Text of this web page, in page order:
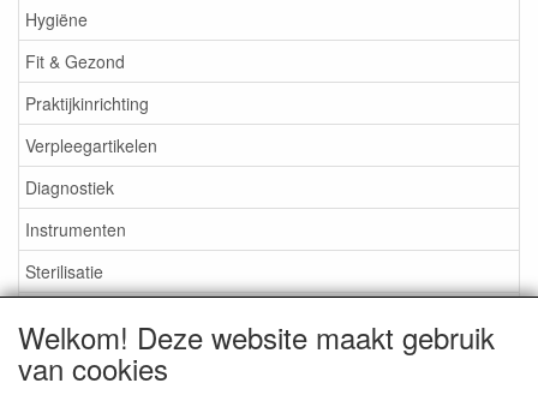
Hygiëne
Fit & Gezond
Praktijkinrichting
Verpleegartikelen
Diagnostiek
Instrumenten
Sterilisatie
Aktieartikelen
Welkom! Deze website maakt gebruik
van cookies